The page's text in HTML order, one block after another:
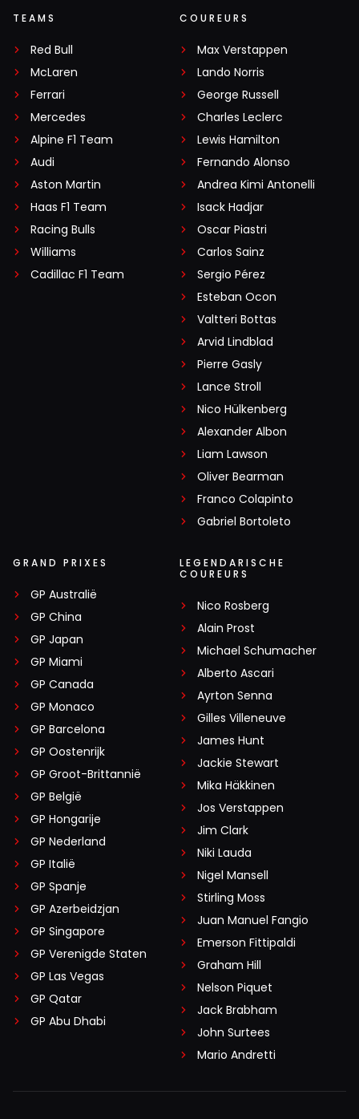
TEAMS
Red Bull
McLaren
Ferrari
Mercedes
Alpine F1 Team
Audi
Aston Martin
Haas F1 Team
Racing Bulls
Williams
Cadillac F1 Team
COUREURS
Max Verstappen
Lando Norris
George Russell
Charles Leclerc
Lewis Hamilton
Fernando Alonso
Andrea Kimi Antonelli
Isack Hadjar
Oscar Piastri
Carlos Sainz
Sergio Pérez
Esteban Ocon
Valtteri Bottas
Arvid Lindblad
Pierre Gasly
Lance Stroll
Nico Hülkenberg
Alexander Albon
Liam Lawson
Oliver Bearman
Franco Colapinto
Gabriel Bortoleto
GRAND PRIXES
GP Australië
GP China
GP Japan
GP Miami
GP Canada
GP Monaco
GP Barcelona
GP Oostenrijk
GP Groot-Brittannië
GP België
GP Hongarije
GP Nederland
GP Italië
GP Spanje
GP Azerbeidzjan
GP Singapore
GP Verenigde Staten
GP Las Vegas
GP Qatar
GP Abu Dhabi
LEGENDARISCHE
COUREURS
Nico Rosberg
Alain Prost
Michael Schumacher
Alberto Ascari
Ayrton Senna
Gilles Villeneuve
James Hunt
Jackie Stewart
Mika Häkkinen
Jos Verstappen
Jim Clark
Niki Lauda
Nigel Mansell
Stirling Moss
Juan Manuel Fangio
Emerson Fittipaldi
Graham Hill
Nelson Piquet
Jack Brabham
John Surtees
Mario Andretti